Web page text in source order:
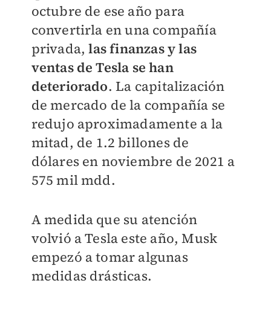
octubre de ese año para
convertirla en una compañía
privada,las finanzas y las
ventas de Tesla se han
deteriorado. La capitalización
de mercado de la compañía se
redujo aproximadamente a la
mitad, de 1.2 billones de
dólares en noviembre de 2021 a
575 mil mdd.
A medida que su atención
volvió a Tesla este año, Musk
empezó a tomar algunas
medidas drásticas.